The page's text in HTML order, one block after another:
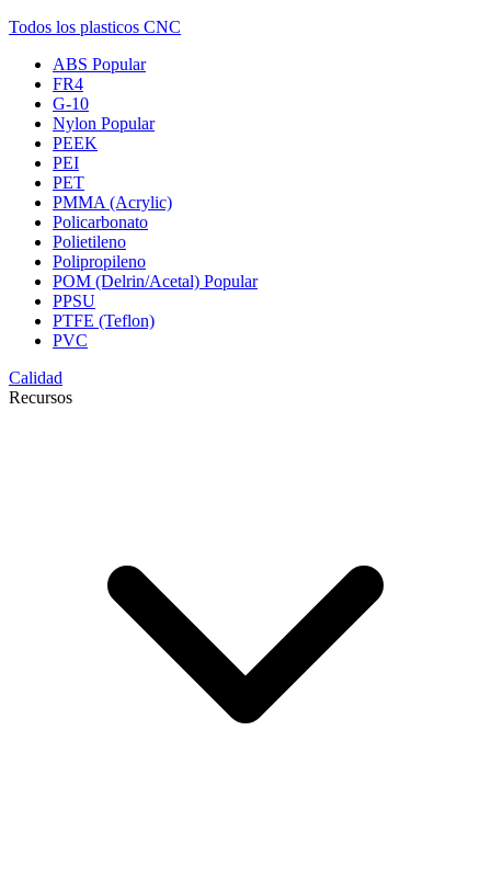
Todos los plasticos CNC
ABS Popular
FR4
G-10
Nylon Popular
PEEK
PEI
PET
PMMA (Acrylic)
Policarbonato
Polietileno
Polipropileno
POM (Delrin/Acetal) Popular
PPSU
PTFE (Teflon)
PVC
Calidad
Recursos